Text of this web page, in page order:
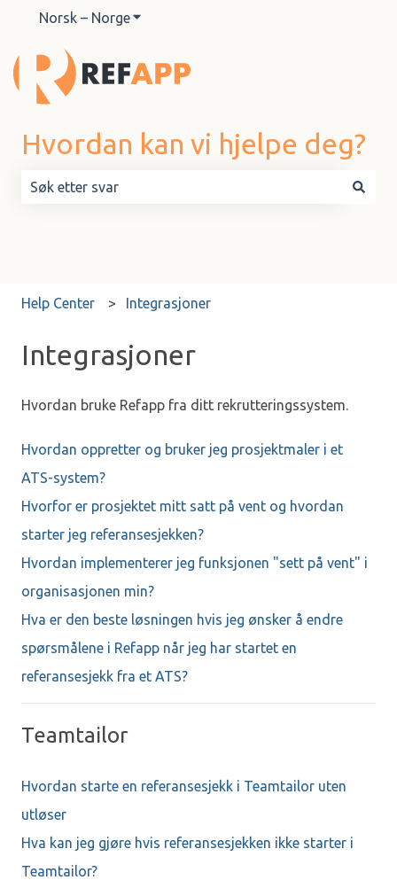
Norsk – NorgeVis undermeny for oversettelser
Hvordan kan vi hjelpe deg?
Help Center Integrasjoner
Integrasjoner
Hvordan bruke Refapp fra ditt rekrutteringssystem.
Hvordan oppretter og bruker jeg prosjektmaler i et
ATS-system?
Hvorfor er prosjektet mitt satt på vent og hvordan
starter jeg referansesjekken?
Hvordan implementerer jeg funksjonen "sett på vent" i
organisasjonen min?
Hva er den beste løsningen hvis jeg ønsker å endre
spørsmålene i Refapp når jeg har startet en
referansesjekk fra et ATS?
Teamtailor
Hvordan starte en referansesjekk i Teamtailor uten
utløser
Hva kan jeg gjøre hvis referansesjekken ikke starter i
Teamtailor?